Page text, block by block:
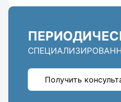
Получить